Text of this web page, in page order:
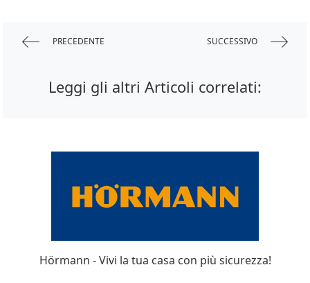
PRECEDENTE SUCCESSIVO
Leggi gli altri Articoli correlati:
Hörmann - Vivi la tua casa con più sicurezza!